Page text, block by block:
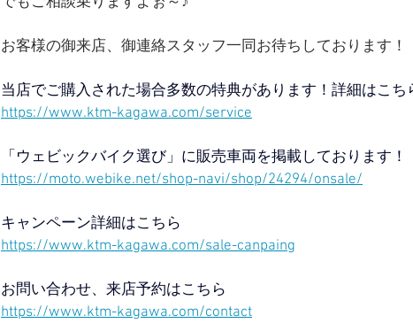
お客様の御来店、御連絡スタッフ一同お待ちしております！
当店でご購入された場合多数の特典があります！詳細はこち
https://www.ktm-kagawa.com/service
「ウェビックバイク選び」に販売車両を掲載しております！
https://moto.webike.net/shop-navi/shop/24294/onsale/
キャンペーン詳細はこちら
https://www.ktm-kagawa.com/sale-canpaing
お問い合わせ、来店予約はこちら
https://www.ktm-kagawa.com/contact